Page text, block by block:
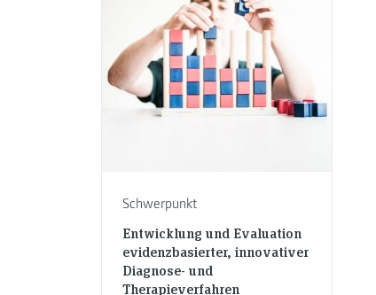
Schwerpunkt
Entwicklung und Evaluation
evidenzbasierter, innovativer
Diagnose- und
Therapieverfahren